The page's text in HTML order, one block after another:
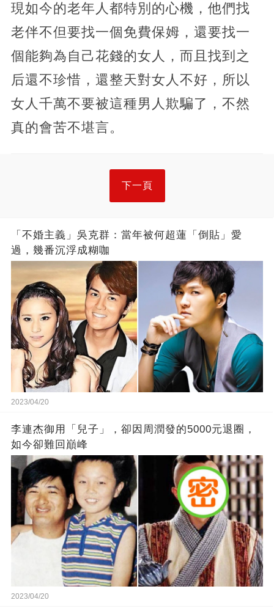
現如今的老年人都特別的心機，他們找
老伴不但要找一個免費保姆，還要找一
個能夠為自己花錢的女人，而且找到之
后還不珍惜，還整天對女人不好，所以
女人千萬不要被這種男人欺騙了，不然
真的會苦不堪言。
下一頁
「不婚主義」吳克群：當年被何超蓮「倒貼」愛
過，幾番沉浮成糊咖
2023/04/20
李連杰御用「兒子」，卻因周潤發的5000元退圈，
如今卻難回巔峰
2023/04/20